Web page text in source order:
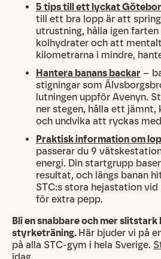
5 tips till ett lyckat
till ett bra lopp är att
utrustning, hålla igen
kolhydrater och att
kilometrarna i mindre,
Hantera banans backar –
stigningar som
lutningen uppför Avenyn.
ner stegen, hålla ett
och undvika att ryckas
Praktisk information om
passerar du 9
energi. Din startgrupp
resultat, och längs banan
STC:s stora hejastation
för extra pepp.
Bli en snabbare och mer slitstark
styrketräning. Här bjuder vi på
på alla STC-gym i hela Sverige.
idag.